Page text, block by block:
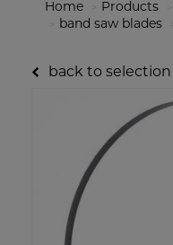
Home Products
band saw blades
back to selection